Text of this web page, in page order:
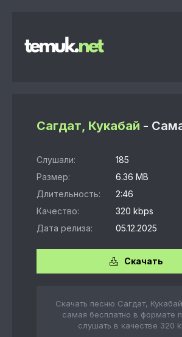
Сагдат, Кукабай -
Слушали:
185
Размер:
6.36 MB
Длительность:
2:46
Качество:
320 kbps
Дата релиза:
05.12.2025
Скачать
Скачать песню Сагдат,
самая бесплатно в формате
слушать в качестве 320